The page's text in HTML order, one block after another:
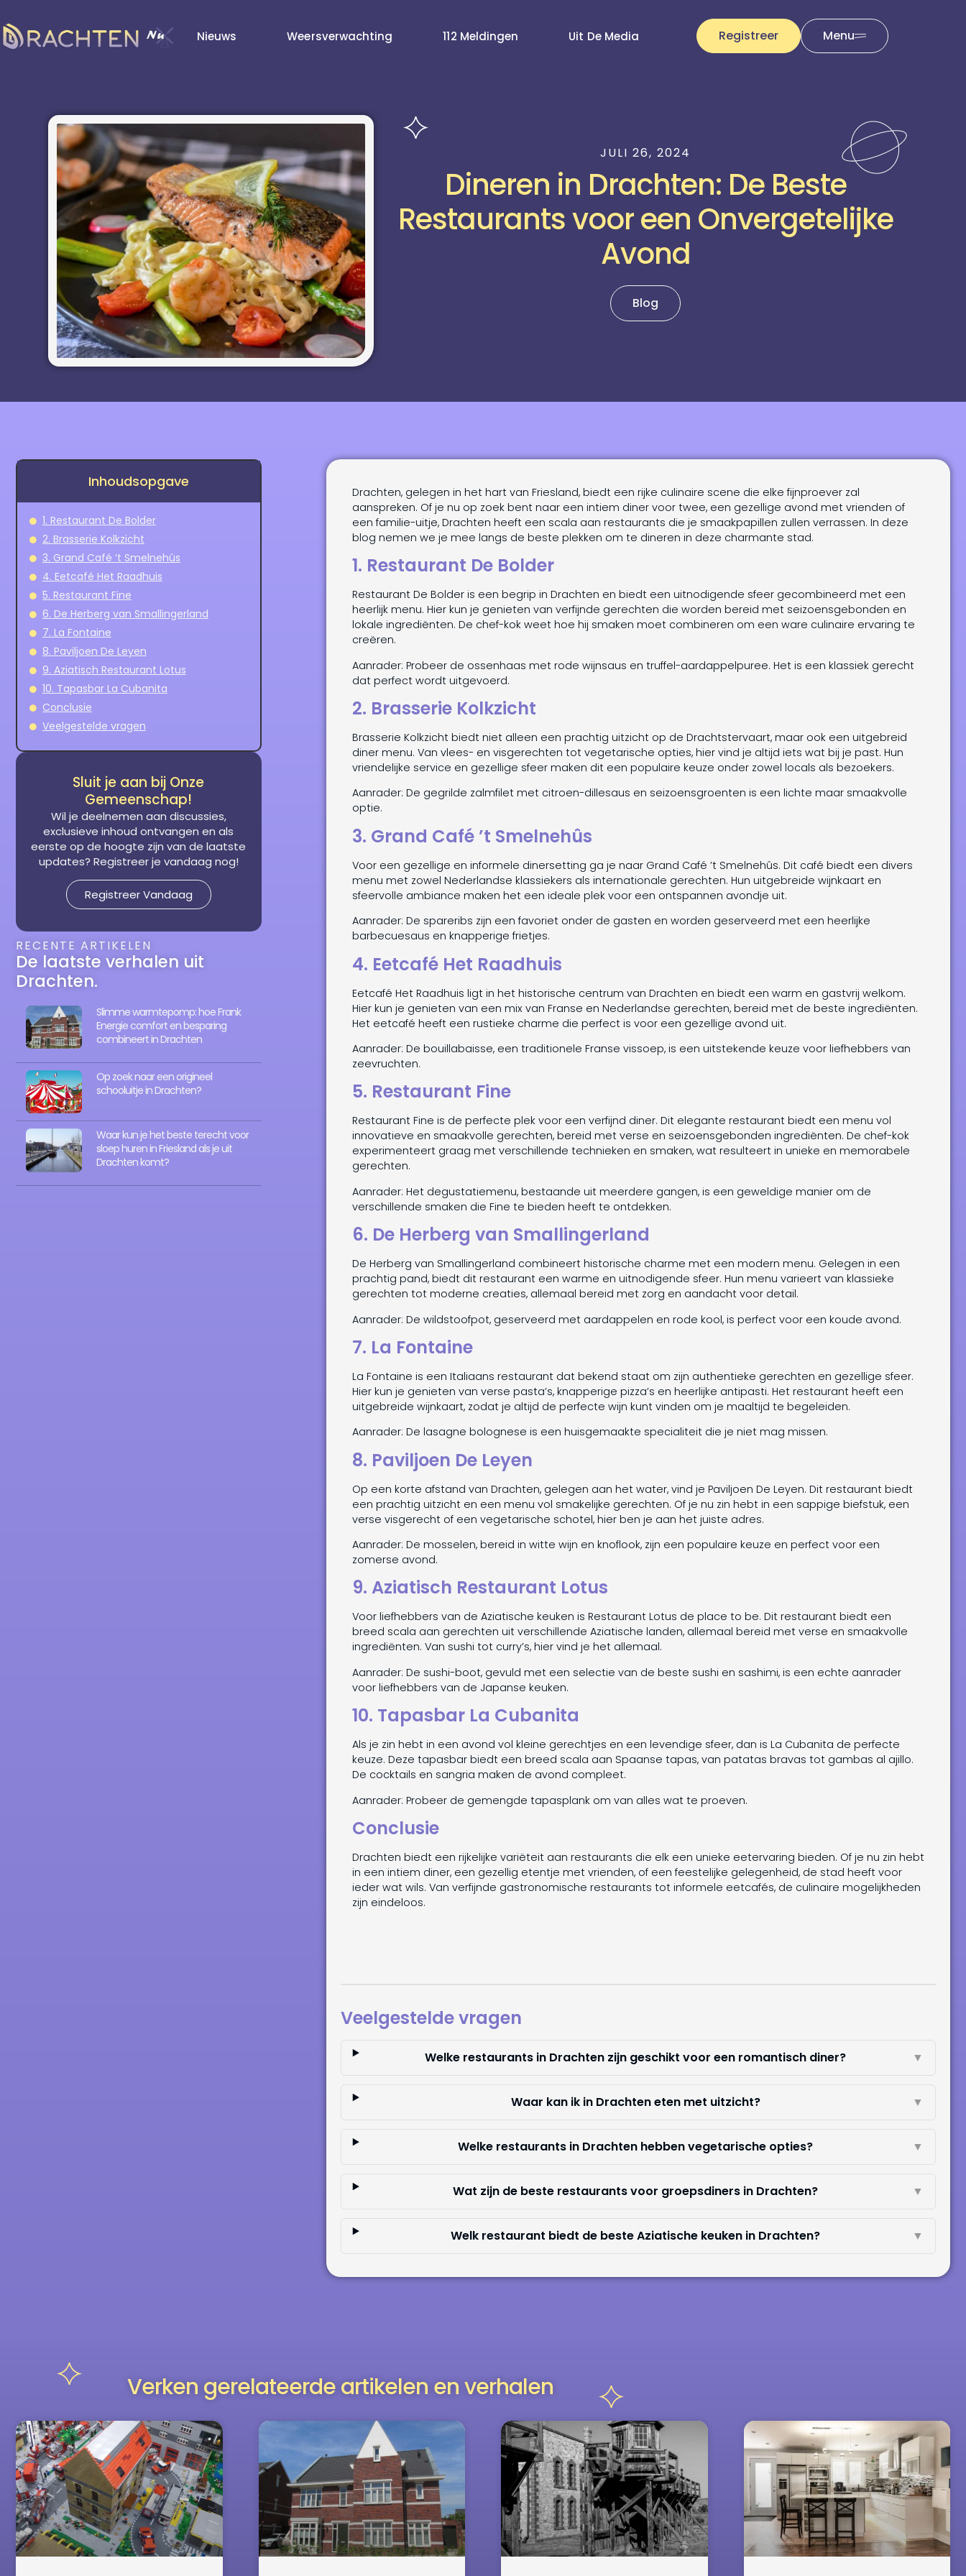
Nieuws Weersverwachting 112 Meldingen Uit De Media Registreer Menu
JULI 26, 2024
Dineren in Drachten: De Beste
Restaurants voor een Onvergetelijke
Avond
Blog
Drachten, gelegen in het hart van Friesland, biedt een rijke culinaire scene die elke fijnproever zal
aanspreken. Of je nu op zoek bent naar een intiem diner voor twee, een gezellige avond met vrienden of
een familie-uitje, Drachten heeft een scala aan restaurants die je smaakpapillen zullen verrassen. In deze
blog nemen we je mee langs de beste plekken om te dineren in deze charmante stad.
1. Restaurant De Bolder
Restaurant De Bolder is een begrip in Drachten en biedt een uitnodigende sfeer gecombineerd met een
heerlijk menu. Hier kun je genieten van verfijnde gerechten die worden bereid met seizoensgebonden en
lokale ingrediënten. De chef-kok weet hoe hij smaken moet combineren om een ware culinaire ervaring te
creëren.
Aanrader: Probeer de ossenhaas met rode wijnsaus en truffel-aardappelpuree. Het is een klassiek gerecht
dat perfect wordt uitgevoerd.
2. Brasserie Kolkzicht
Brasserie Kolkzicht biedt niet alleen een prachtig uitzicht op de Drachtstervaart, maar ook een uitgebreid
diner menu. Van vlees- en visgerechten tot vegetarische opties, hier vind je altijd iets wat bij je past. Hun
vriendelijke service en gezellige sfeer maken dit een populaire keuze onder zowel locals als bezoekers.
Aanrader: De gegrilde zalmfilet met citroen-dillesaus en seizoensgroenten is een lichte maar smaakvolle
optie.
3. Grand Café ’t Smelnehûs
Voor een gezellige en informele dinersetting ga je naar Grand Café ’t Smelnehûs. Dit café biedt een divers
menu met zowel Nederlandse klassiekers als internationale gerechten. Hun uitgebreide wijnkaart en
sfeervolle ambiance maken het een ideale plek voor een ontspannen avondje uit.
Aanrader: De spareribs zijn een favoriet onder de gasten en worden geserveerd met een heerlijke
barbecuesaus en knapperige frietjes.
4. Eetcafé Het Raadhuis
Eetcafé Het Raadhuis ligt in het historische centrum van Drachten en biedt een warm en gastvrij welkom.
Hier kun je genieten van een mix van Franse en Nederlandse gerechten, bereid met de beste ingrediënten.
Het eetcafé heeft een rustieke charme die perfect is voor een gezellige avond uit.
Aanrader: De bouillabaisse, een traditionele Franse vissoep, is een uitstekende keuze voor liefhebbers van
zeevruchten.
5. Restaurant Fine
Restaurant Fine is de perfecte plek voor een verfijnd diner. Dit elegante restaurant biedt een menu vol
innovatieve en smaakvolle gerechten, bereid met verse en seizoensgebonden ingrediënten. De chef-kok
experimenteert graag met verschillende technieken en smaken, wat resulteert in unieke en memorabele
gerechten.
Aanrader: Het degustatiemenu, bestaande uit meerdere gangen, is een geweldige manier om de
verschillende smaken die Fine te bieden heeft te ontdekken.
6. De Herberg van Smallingerland
De Herberg van Smallingerland combineert historische charme met een modern menu. Gelegen in een
prachtig pand, biedt dit restaurant een warme en uitnodigende sfeer. Hun menu varieert van klassieke
gerechten tot moderne creaties, allemaal bereid met zorg en aandacht voor detail.
Aanrader: De wildstoofpot, geserveerd met aardappelen en rode kool, is perfect voor een koude avond.
7. La Fontaine
La Fontaine is een Italiaans restaurant dat bekend staat om zijn authentieke gerechten en gezellige sfeer.
Hier kun je genieten van verse pasta’s, knapperige pizza’s en heerlijke antipasti. Het restaurant heeft een
uitgebreide wijnkaart, zodat je altijd de perfecte wijn kunt vinden om je maaltijd te begeleiden.
Aanrader: De lasagne bolognese is een huisgemaakte specialiteit die je niet mag missen.
8. Paviljoen De Leyen
Op een korte afstand van Drachten, gelegen aan het water, vind je Paviljoen De Leyen. Dit restaurant biedt
een prachtig uitzicht en een menu vol smakelijke gerechten. Of je nu zin hebt in een sappige biefstuk, een
verse visgerecht of een vegetarische schotel, hier ben je aan het juiste adres.
Aanrader: De mosselen, bereid in witte wijn en knoflook, zijn een populaire keuze en perfect voor een
zomerse avond.
9. Aziatisch Restaurant Lotus
Voor liefhebbers van de Aziatische keuken is Restaurant Lotus de place to be. Dit restaurant biedt een
breed scala aan gerechten uit verschillende Aziatische landen, allemaal bereid met verse en smaakvolle
ingrediënten. Van sushi tot curry’s, hier vind je het allemaal.
Aanrader: De sushi-boot, gevuld met een selectie van de beste sushi en sashimi, is een echte aanrader
voor liefhebbers van de Japanse keuken.
10. Tapasbar La Cubanita
Als je zin hebt in een avond vol kleine gerechtjes en een levendige sfeer, dan is La Cubanita de perfecte
keuze. Deze tapasbar biedt een breed scala aan Spaanse tapas, van patatas bravas tot gambas al ajillo.
De cocktails en sangria maken de avond compleet.
Aanrader: Probeer de gemengde tapasplank om van alles wat te proeven.
Conclusie
Drachten biedt een rijkelijke variëteit aan restaurants die elk een unieke eetervaring bieden. Of je nu zin hebt
in een intiem diner, een gezellig etentje met vrienden, of een feestelijke gelegenheid, de stad heeft voor
ieder wat wils. Van verfijnde gastronomische restaurants tot informele eetcafés, de culinaire mogelijkheden
zijn eindeloos.
Veelgestelde vragen
Welke restaurants in Drachten zijn geschikt voor een romantisch diner? ▼
Waar kan ik in Drachten eten met uitzicht? ▼
Welke restaurants in Drachten hebben vegetarische opties? ▼
Wat zijn de beste restaurants voor groepsdiners in Drachten? ▼
Welk restaurant biedt de beste Aziatische keuken in Drachten? ▼
Inhoudsopgave
1. Restaurant De Bolder
2. Brasserie Kolkzicht
3. Grand Café ’t Smelnehûs
4. Eetcafé Het Raadhuis
5. Restaurant Fine
6. De Herberg van Smallingerland
7. La Fontaine
8. Paviljoen De Leyen
9. Aziatisch Restaurant Lotus
10. Tapasbar La Cubanita
Conclusie
Veelgestelde vragen
Sluit je aan bij Onze
Gemeenschap!
Wil je deelnemen aan discussies,
exclusieve inhoud ontvangen en als
eerste op de hoogte zijn van de laatste
updates? Registreer je vandaag nog!
Registreer Vandaag
RECENTE ARTIKELEN
De laatste verhalen uit
Drachten.
Slimme warmtepomp: hoe Frank
Energie comfort en besparing
combineert in Drachten
Op zoek naar een origineel
schooluitje in Drachten?
Waar kun je het beste terecht voor
sloep huren in Friesland als je uit
Drachten komt?
Verken gerelateerde artikelen en verhalen